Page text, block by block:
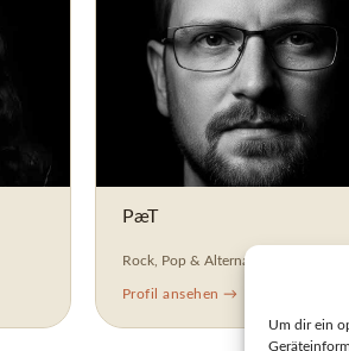
Um dir ein
PæT
Rock, Pop & Alternative
Profil ansehen →